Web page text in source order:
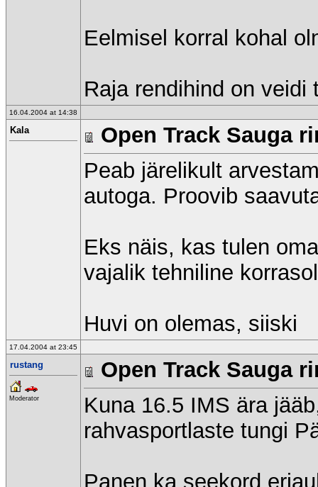
Eelmisel korral kohal
Raja rendihind on
16.04.2004 at 14:38
Kala
Open Track Sauga
Peab järelikult
autoga. Proovib
Eks näis, kas tulen
vajalik tehniline
Huvi on olemas, siiski
17.04.2004 at 23:45
rustang
Moderator
Open Track Sauga
Kuna 16.5 IMS ära
rahvasportlaste tungi
Panen ka seekord